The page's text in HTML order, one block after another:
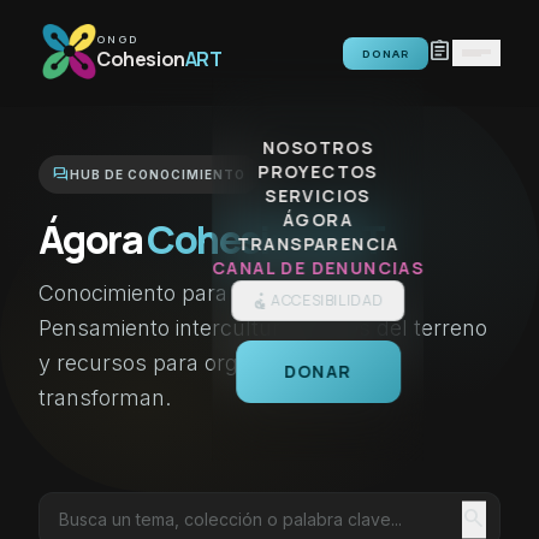
ONGD
CohesionART DONAR assignment
NOSOTROS
PROYECTOS
SERVICIOS
ÁGORA
TRANSPARENCIA
CANAL DE DENUNCIAS
ACCESIBILIDAD
DONAR
forumHUB DE CONOCIMIENTO
ÁgoraCohesionART
Conocimiento para la acción social.
Pensamiento intercultural, voces del terreno
y recursos para organizaciones que
transforman.